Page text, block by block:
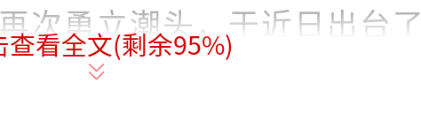
次勇立潮头，于近日出台了
建设一体化综合改革方案》，
查看全文(剩余95%)